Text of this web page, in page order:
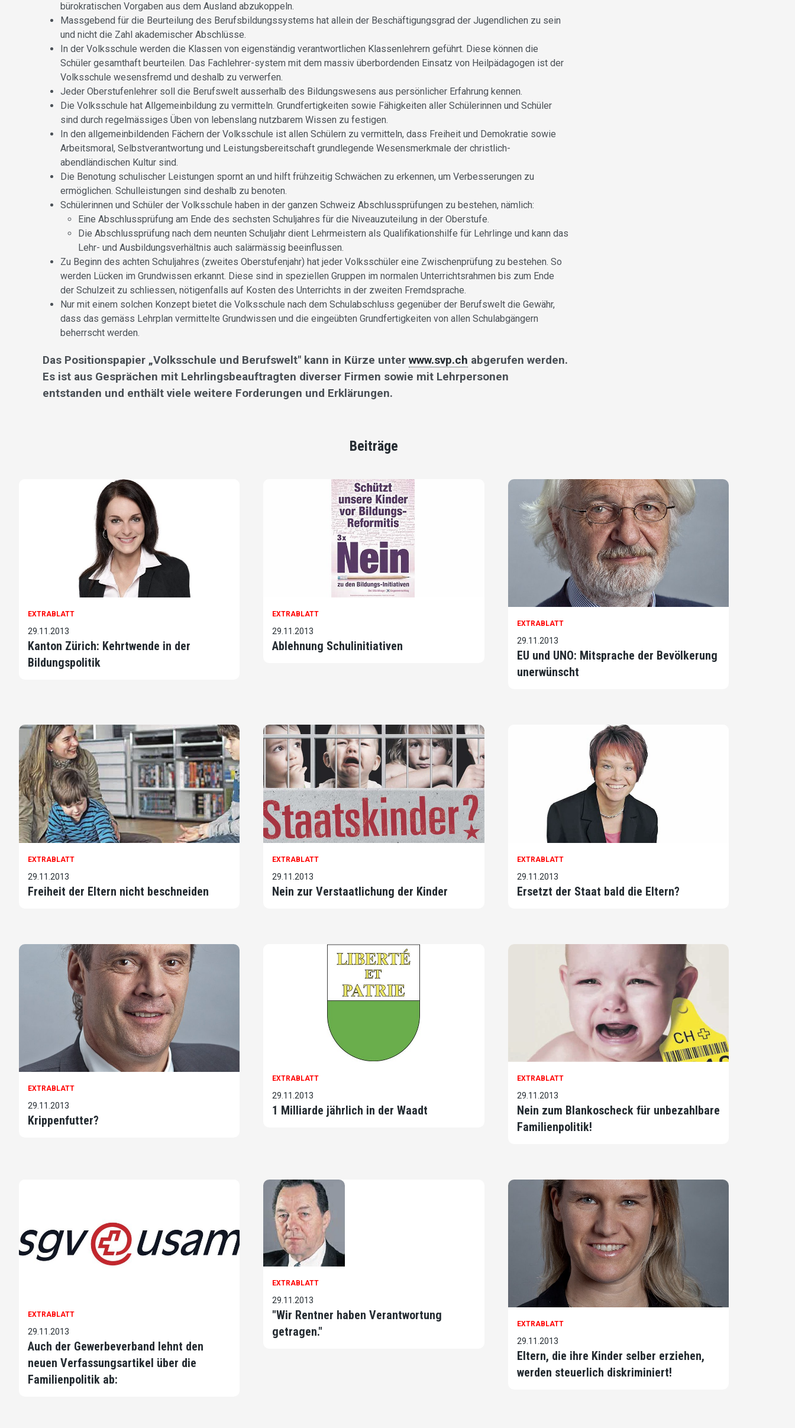
bürokratischen Vorgaben aus dem Ausland abzukoppeln.
Massgebend für die Beurteilung des Berufsbildungssystems hat allein der Beschäftigungsgrad der Jugendlichen zu sein
und nicht die Zahl akademischer Abschlüsse.
In der Volksschule werden die Klassen von eigenständig verantwortlichen Klassenlehrern geführt. Diese können die
Schüler gesamthaft beurteilen. Das Fachlehrer-system mit dem massiv überbordenden Einsatz von Heilpädagogen ist der
Volksschule wesensfremd und deshalb zu verwerfen.
Jeder Oberstufenlehrer soll die Berufswelt ausserhalb des Bildungswesens aus persönlicher Erfahrung kennen.
Die Volksschule hat Allgemeinbildung zu vermitteln. Grundfertigkeiten sowie Fähigkeiten aller Schülerinnen und Schüler
sind durch regelmässiges Üben von lebenslang nutzbarem Wissen zu festigen.
In den allgemeinbildenden Fächern der Volksschule ist allen Schülern zu vermitteln, dass Freiheit und Demokratie sowie
Arbeitsmoral, Selbstverantwortung und Leistungsbereitschaft grundlegende Wesensmerkmale der christlich-
abendländischen Kultur sind.
Die Benotung schulischer Leistungen spornt an und hilft frühzeitig Schwächen zu erkennen, um Verbesserungen zu
ermöglichen. Schulleistungen sind deshalb zu benoten.
Schülerinnen und Schüler der Volksschule haben in der ganzen Schweiz Abschlussprüfungen zu bestehen, nämlich:
Eine Abschlussprüfung am Ende des sechsten Schuljahres für die Niveauzuteilung in der Oberstufe.
Die Abschlussprüfung nach dem neunten Schuljahr dient Lehrmeistern als Qualifikationshilfe für Lehrlinge und kann das
Lehr- und Ausbildungsverhältnis auch salärmässig beeinflussen.
Zu Beginn des achten Schuljahres (zweites Oberstufenjahr) hat jeder Volksschüler eine Zwischenprüfung zu bestehen. So
werden Lücken im Grundwissen erkannt. Diese sind in speziellen Gruppen im normalen Unterrichtsrahmen bis zum Ende
der Schulzeit zu schliessen, nötigenfalls auf Kosten des Unterrichts in der zweiten Fremdsprache.
Nur mit einem solchen Konzept bietet die Volksschule nach dem Schulabschluss gegenüber der Berufswelt die Gewähr,
dass das gemäss Lehrplan vermittelte Grundwissen und die eingeübten Grundfertigkeiten von allen Schulabgängern
beherrscht werden.
Das Positionspapier „Volksschule und Berufswelt" kann in Kürze unter www.svp.ch abgerufen werden.
Es ist aus Gesprächen mit Lehrlingsbeauftragten diverser Firmen sowie mit Lehrpersonen
entstanden und enthält viele weitere Forderungen und Erklärungen.
Beiträge
EXTRABLATT
29.11.2013
Kanton Zürich: Kehrtwende in der
Bildungspolitik
EXTRABLATT
29.11.2013
Ablehnung Schulinitiativen
EXTRABLATT
29.11.2013
EU und UNO: Mitsprache der Bevölkerung
unerwünscht
EXTRABLATT
29.11.2013
Freiheit der Eltern nicht beschneiden
EXTRABLATT
29.11.2013
Nein zur Verstaatlichung der Kinder
EXTRABLATT
29.11.2013
Ersetzt der Staat bald die Eltern?
EXTRABLATT
29.11.2013
Krippenfutter?
EXTRABLATT
29.11.2013
1 Milliarde jährlich in der Waadt
EXTRABLATT
29.11.2013
Nein zum Blankoscheck für unbezahlbare
Familienpolitik!
EXTRABLATT
29.11.2013
Auch der Gewerbeverband lehnt den
neuen Verfassungsartikel über die
Familienpolitik ab:
EXTRABLATT
29.11.2013
"Wir Rentner haben Verantwortung
getragen."
EXTRABLATT
29.11.2013
Eltern, die ihre Kinder selber erziehen,
werden steuerlich diskriminiert!